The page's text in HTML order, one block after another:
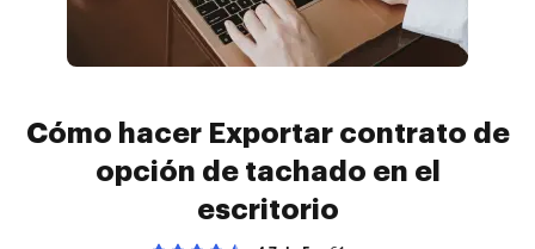
Cómo hacer Exportar contrato de
opción de tachado en el
escritorio